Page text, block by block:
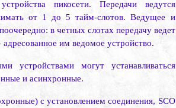
пикосети. Переда­чи ведутся
от 1 до 5 тайм-слотов. Ведущее и
в четных сло­тах передачу ведет
им ведомое устройство.
могут устанавливаться
и асинхронные.
с установлением соединения, SCO